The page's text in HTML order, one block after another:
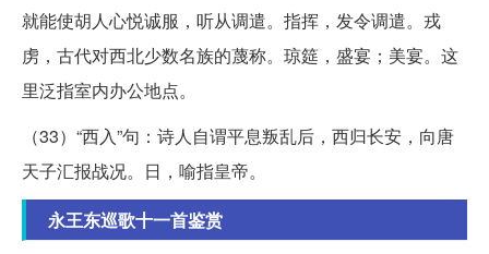
就能使胡人心悦诚服，听从调遣。指挥，发令调遣。戎
虏，古代对西北少数名族的蔑称。琼筵，盛宴；美宴。这
里泛指室内办公地点。
（33）“西入”句：诗人自谓平息叛乱后，西归长安，向唐
天子汇报战况。日，喻指皇帝。
永王东巡歌十一首鉴赏